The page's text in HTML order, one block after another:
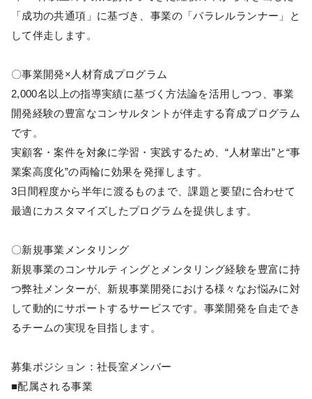
「成功の共通項」に基づき、事業の「パラレルランナー」と
して伴走します。
〇事業開発×人材育成プログラム
2,000名以上の指導実績に基づく方法論を活用しつつ、事業
開発経験の豊富なコンサルタントが伴走する育成プログラム
です。
実顧客・案件を対象に学習・実践するため、“人材輩出”と“事
業案高度化”の両輪に効果を発揮します。
3日間程度から半年に渡るものまで、課題と要望に合わせて
最適にカスタマイズしたプログラムを提供します。
〇新規事業メンタリング
新規事業のコンサルティングとメンタリング経験を豊富に持
つ弊社メンターが、新規事業開発における様々なお悩みに対
して動的にサポートするサービスです。事業開発を自走でき
るチームの実現を目指します。
募集ポジション：社長室メンバー
■配属される事業